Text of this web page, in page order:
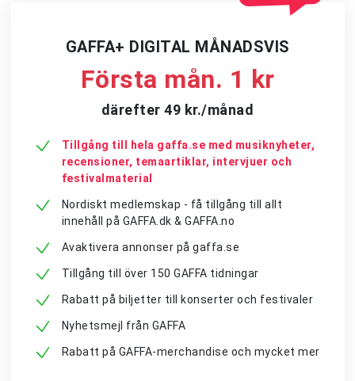
GAFFA+ DIGITAL MÅNADSVIS
Första mån. 1 kr
därefter 49 kr./månad
Tillgång till hela gaffa.se med musiknyheter,
recensioner, temaartiklar, intervjuer och
festivalmaterial
Nordiskt medlemskap - få tillgång till allt
innehåll på GAFFA.dk & GAFFA.no
Avaktivera annonser på gaffa.se
Tillgång till över 150 GAFFA tidningar
Rabatt på biljetter till konserter och festivaler
Nyhetsmejl från GAFFA
Rabatt på GAFFA-merchandise och mycket mer